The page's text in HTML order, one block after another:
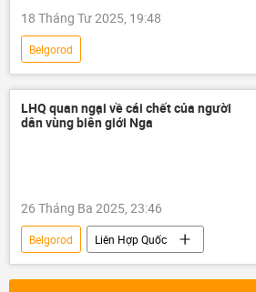
18 Tháng Tư 2025, 19:48
Belgorod
Chiến dịch quân sự đặc biệt tại Ukraina
Nga
Bộ Quốc phòng Nga
Ukraina
Cuộc khủng hoảng ở Ukraina
Voronezh
tấn công
LHQ quan ngại về cái chết của người
dân vùng biên giới Nga
26 Tháng Ba 2025, 23:46
Belgorod
Liên Hợp Quốc
Chiến dịch quân sự đặc biệt tại Ukraina